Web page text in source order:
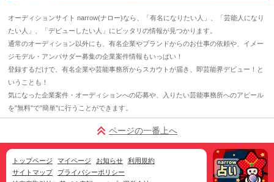
オーディションサイト narrow(ナロー)なら、「有名になりたい人」、「芸能人になり
たい人」、「デビューしたい人」にピッタリの情報が見つかります。
通常のオーディション以外にも、有名企業やブランドからのお仕事の依頼や、イメー
ジモデル・アンバサダー募集の企業案件情報もいっぱい！
登録するだけで、有名企業や芸能事務所からスカウトが届き、即芸能界デビュー！と
いうことも！
気になった企業案件・オーディションへの応募や、入りたい芸能事務所へのアピール
を"無料"で"簡単"に行うことができます。
ページの一番上へ
トップページ マイページ お知らせ
利用規約
サイトマップ
プライバシーポリシー